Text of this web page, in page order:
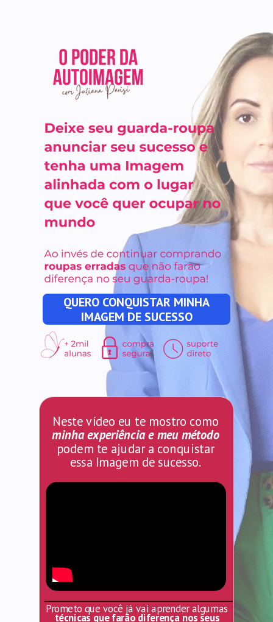
QUERO CONQUISTAR MINHA
IMAGEM DE SUCESSO
Neste vídeo eu te mostro como
minha experiência e meu método
podem te ajudar a conquistar
essa Imagem de sucesso.
Prometo que você já vai aprender algumas
técnicas que farão diferença nos seus